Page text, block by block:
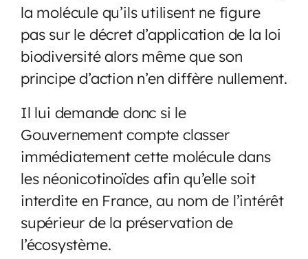
la molécule qu’ils utilisent ne figure
pas sur le décret d’application de la loi
biodiversité alors même que son
principe d’action n’en diffère nullement.
Il lui demande donc si le
Gouvernement compte classer
immédiatement cette molécule dans
les néonicotinoïdes afin qu’elle soit
interdite en France, au nom de l’intérêt
supérieur de la préservation de
l’écosystème.